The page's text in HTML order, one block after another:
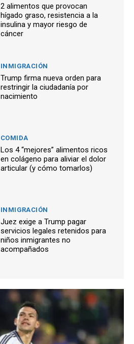
2 alimentos que provocan
hígado graso, resistencia a la
insulina y mayor riesgo de
cáncer
INMIGRACIÓN
Trump firma nueva orden para
restringir la ciudadanía por
nacimiento
COMIDA
Los 4 “mejores” alimentos ricos
en colágeno para aliviar el dolor
articular (y cómo tomarlos)
INMIGRACIÓN
Juez exige a Trump pagar
servicios legales retenidos para
niños inmigrantes no
acompañados